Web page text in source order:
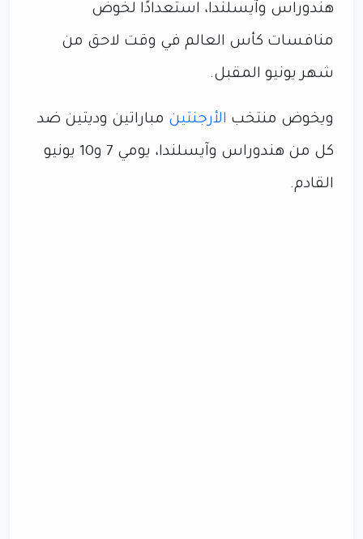
هندوراس وآيسلندا، استعدادًا لخوض
منافسات كأس العالم في وقت لاحق من
شهر يونيو المقبل.
ويخوض منتخب الأرجنتين مباراتين وديتين ضد
كل من هندوراس وآيسلندا، يومي 7 و10 يونيو
القادم.